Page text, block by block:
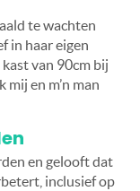
te wachten
in haar eigen
van 90cm bij
mij en m’n man
en gelooft dat
inclusief op